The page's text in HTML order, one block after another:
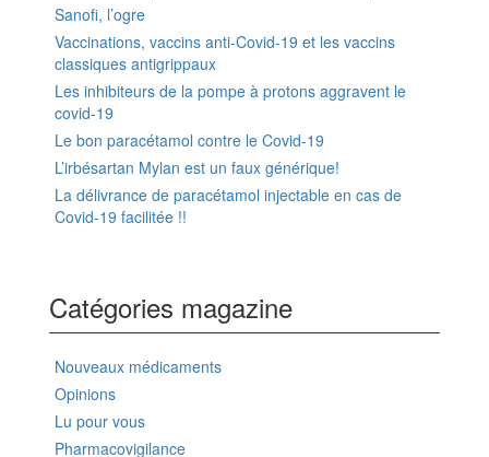
Sanofi, l’ogre
Vaccinations, vaccins anti-Covid-19 et les vaccins
classiques antigrippaux
Les inhibiteurs de la pompe à protons aggravent le
covid-19
Le bon paracétamol contre le Covid-19
L’irbésartan Mylan est un faux générique!
La délivrance de paracétamol injectable en cas de
Covid-19 facilitée !!
Catégories magazine
Nouveaux médicaments
Opinions
Lu pour vous
Pharmacovigilance